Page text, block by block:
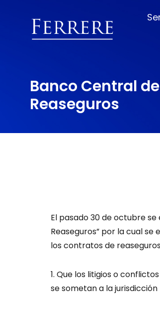
Banco Central
Reaseguros
El pasado 30 de octubre se
Reaseguros” por la cual
los contratos de
1. Que los litigios o
se sometan a la